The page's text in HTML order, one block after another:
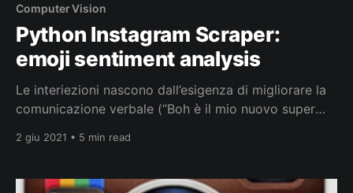
Computer Vision
Python Instagram Scraper:
emoji sentiment analysis
Le interiezioni nascono dall’esigenza di migliorare la
comunicazione verbale (“Boh è il mio nuovo super
rendono la comunicazione scritta più chiara e meno
delle interiezioni, spesso imitano le espressioni
2 giu 2021 • 5 min read